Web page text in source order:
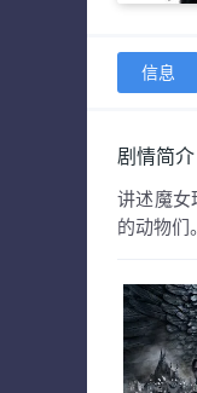
信息
剧情简介
讲述魔女
的动物们。